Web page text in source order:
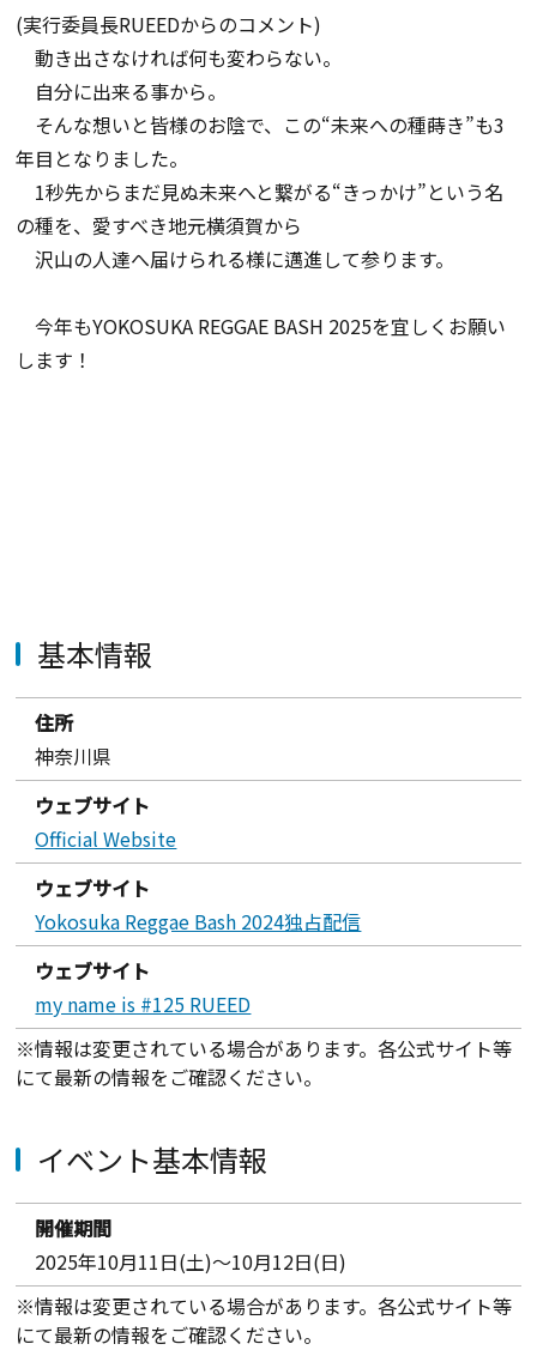
(実行委員長RUEEDからのコメント)
動き出さなければ何も変わらない。
自分に出来る事から。
そんな想いと皆様のお陰で、この“未来への種蒔き”も3
年目となりました。
1秒先からまだ見ぬ未来へと繋がる“きっかけ”という名
の種を、愛すべき地元横須賀から
沢山の人達へ届けられる様に邁進して参ります。
今年もYOKOSUKA REGGAE BASH 2025を宜しくお願い
します！
基本情報
住所
神奈川県
ウェブサイト
Official Website
ウェブサイト
Yokosuka Reggae Bash 2024独占配信
ウェブサイト
my name is #125 RUEED
※情報は変更されている場合があります。各公式サイト等
にて最新の情報をご確認ください。
イベント基本情報
開催期間
2025年10月11日(土)～10月12日(日)
※情報は変更されている場合があります。各公式サイト等
にて最新の情報をご確認ください。